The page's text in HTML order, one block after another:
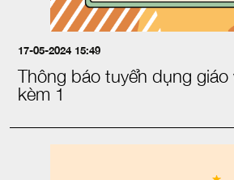
17-05-2024 15:49
Thông báo tuyển dụng giáo
kèm 1